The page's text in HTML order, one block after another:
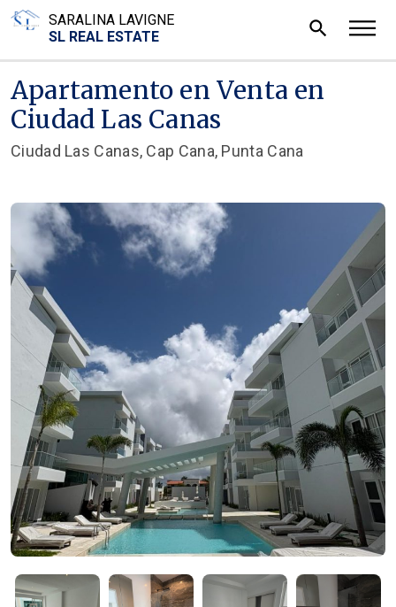
SARALINA LAVIGNE
SL REAL ESTATE
search
Apartamento en Venta en
Ciudad Las Canas
Ciudad Las Canas, Cap Cana, Punta Cana